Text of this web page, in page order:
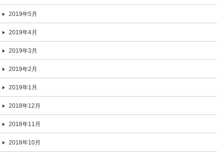
2019年5月
2019年4月
2019年3月
2019年2月
2019年1月
2018年12月
2018年11月
2018年10月